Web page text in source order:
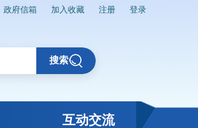
政府信箱 加入收藏 注册 登录
搜索
互动交流